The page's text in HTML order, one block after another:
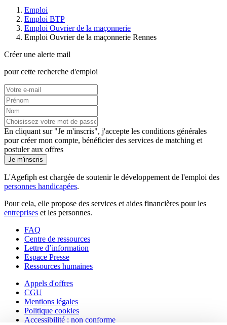
Emploi
Emploi BTP
Emploi Ouvrier de la maçonnerie
Emploi Ouvrier de la maçonnerie Rennes
Créer une alerte mail
pour cette recherche d'emploi
En cliquant sur "Je m'inscris", j'accepte les conditions générales
pour créer mon compte, bénéficier des services de matching et
postuler aux offres
Je m'inscris
L'Agefiph est chargée de soutenir le développement de l'emploi des
personnes handicapées.
Pour cela, elle propose des services et aides financières pour les
entreprises et les personnes.
FAQ
Centre de ressources
Lettre d’information
Espace Presse
Ressources humaines
Appels d'offres
CGU
Mentions légales
Politique cookies
Accessibilité : non conforme